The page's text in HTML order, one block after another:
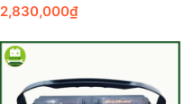
2,830,000₫